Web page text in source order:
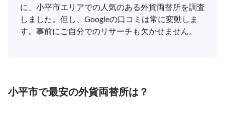
に、小平市エリアでの人気のある外貨両替所を調査
しました。但し、Googleの口コミは常に変動しま
す。事前にご自分でのリサーチも欠かせません。
小平市で最安の外貨両替所は？